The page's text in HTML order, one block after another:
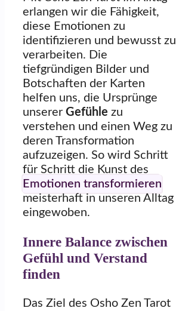
erlangen wir die Fähigkeit,
diese Emotionen zu
identifizieren und bewusst zu
verarbeiten. Die
tiefgründigen Bilder und
Botschaften der Karten
helfen uns, die Ursprünge
unserer Gefühle zu
verstehen und einen Weg zu
deren Transformation
aufzuzeigen. So wird Schritt
für Schritt die Kunst des
Emotionen transformieren
meisterhaft in unseren Alltag
eingewoben.
Innere Balance zwischen
Gefühl und Verstand
finden
Das Ziel des Osho Zen Tarot